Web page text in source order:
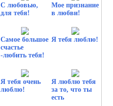
С любовью,
для тебя!
Мое признание
в любви!
Самое большое
счастье
-любить тебя!
Я тебя люблю!
Я тебя очень
люблю!
Я люблю тебя
за то, что ты
есть